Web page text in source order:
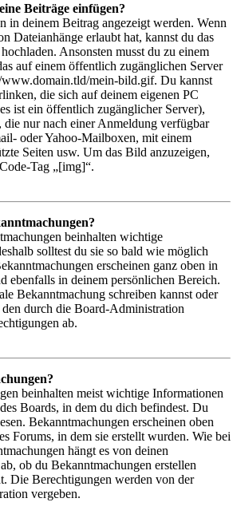
Beiträge einfügen?
in deinem Beitrag angezeigt werden. Wenn
Dateianhänge erlaubt hat, kannst du das
Ansonsten musst du zu einem
auf einem öffentlich zugänglichen Server
mein-bild.gif. Du kannst
die sich auf deinem eigenen PC
ist ein öffentlich zugänglicher Server),
nur nach einer Anmeldung verfügbar
oder Yahoo-Mailboxen, mit einem
Seiten usw. Um das Bild anzuzeigen,
Tag „[img]“.
beinhalten wichtige
solltest du sie so bald wie möglich
erscheinen ganz oben in
ebenfalls in deinem persönlichen Bereich.
Bekanntmachung schreiben kannst oder
durch die Board-Administration
ab.
beinhalten meist wichtige Informationen
Boards, in dem du dich befindest. Du
Bekanntmachungen erscheinen oben
Forums, in dem sie erstellt wurden. Wie bei
hängt es von deinen
ob du Bekanntmachungen erstellen
Die Berechtigungen werden von der
vergeben.